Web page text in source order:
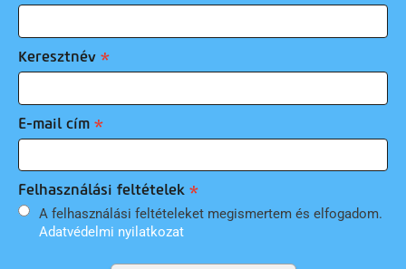
Keresztnév
E-mail cím
Felhasználási feltételek
A felhasználási feltételeket megismertem és elfogadom.
Adatvédelmi nyilatkozat